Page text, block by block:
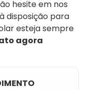
hesite em nos
disposição para
esteja sempre
agora